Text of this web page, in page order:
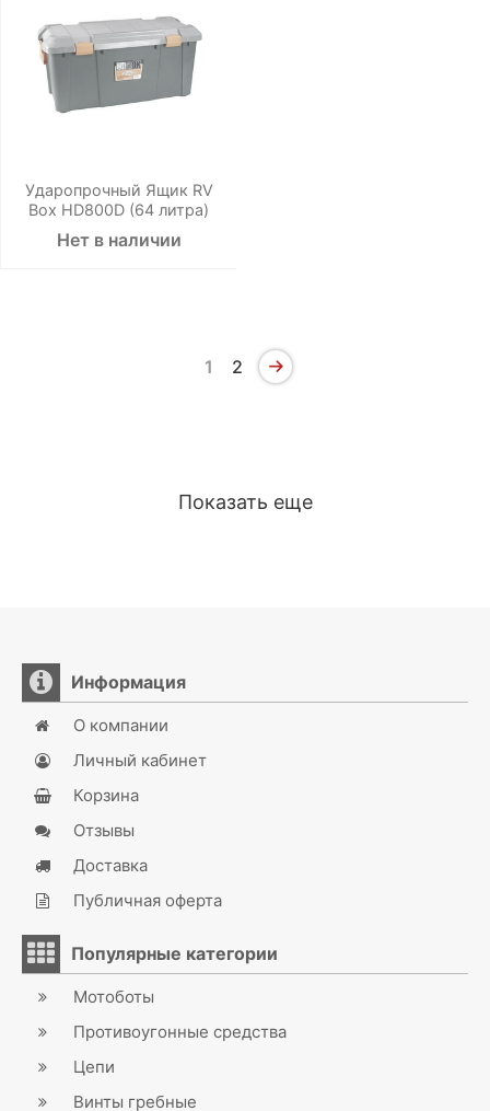
Ударопрочный Ящик RV
Box HD800D (64 литра)
Нет в наличии
1 2
Показать еще
Информация
О компании
Личный кабинет
Корзина
Отзывы
Доставка
Публичная оферта
Популярные категории
Мотоботы
Противоугонные средства
Цепи
Винты гребные